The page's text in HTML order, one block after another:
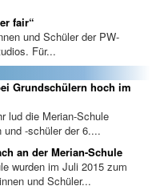
fair“
und Schüler der PW-
Für...
Grundschülern hoch im
die Merian-Schule
und -schüler der 6....
an der Merian-Schule
wurden im Juli 2015 zum
und Schüler...